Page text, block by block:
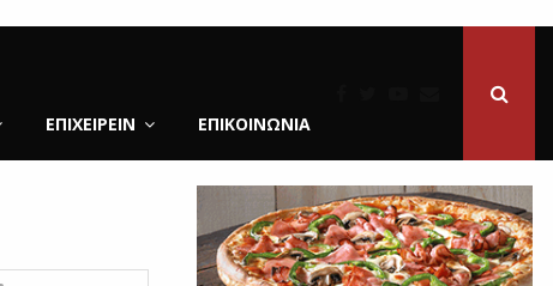
ΕΠΙΧΕΙΡΕΙΝ ΕΠΙΚΟΙΝΩΝΊΑ